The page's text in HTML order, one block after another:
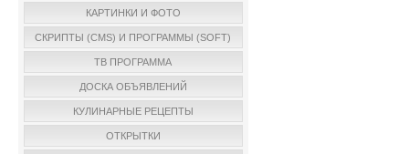
КАРТИНКИ И ФОТО
СКРИПТЫ (CMS) И ПРОГРАММЫ (SOFT)
ТВ ПРОГРАММА
ДОСКА ОБЪЯВЛЕНИЙ
КУЛИНАРНЫЕ РЕЦЕПТЫ
ОТКРЫТКИ